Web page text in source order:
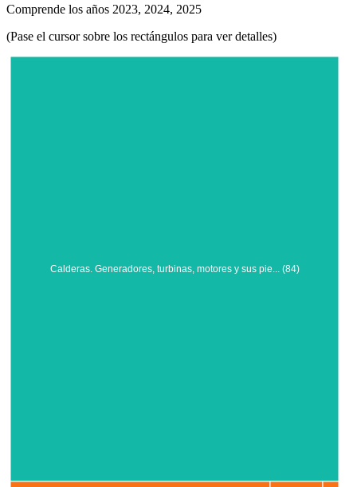
Comprende los años 2023, 2024, 2025
(Pase el cursor sobre los rectángulos para ver detalles)
Calderas. Generadores, turbinas, motores y sus pie... (84)